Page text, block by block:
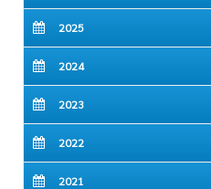
2025
2024
2023
2022
2021